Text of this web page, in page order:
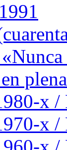
х /
х /